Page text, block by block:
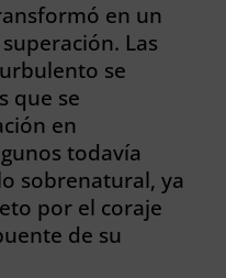
en un
Las
se
que se
en
todavía
sobrenatural, ya
por el coraje
de su